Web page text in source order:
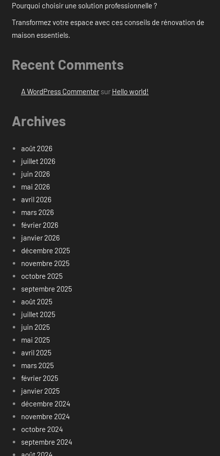
Pourquoi choisir une solution professionnelle ?
Transformez votre espace avec ces conseils de rénovation de
maison essentiels.
Recent Comments
A WordPress Commentersur Hello world!
Archives
août 2026
juillet 2026
juin 2026
mai 2026
avril 2026
mars 2026
février 2026
janvier 2026
décembre 2025
novembre 2025
octobre 2025
septembre 2025
août 2025
juillet 2025
juin 2025
mai 2025
avril 2025
mars 2025
février 2025
janvier 2025
décembre 2024
novembre 2024
octobre 2024
septembre 2024